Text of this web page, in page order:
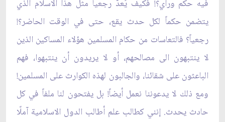
فيه حكم ورأي؟! فكيف يُعدّ رجعياً مثل هذا الاسلام الذي
يتضمن حكماً لكل حدث يقع، حتى في الوقت الحاضر؟!
رجعياً؟ فالتعاسات من حكام المسلمين هؤلاء المساكين الذين
لا ينتبهون الى مصالحهم، أو لا يريدون أن ينتبهوا، فهم
الباعثون على شقائنا، والجالبون لهذه الكوارث على المسلمين!
ومع ذلك لا يدعوننا نعمل أيضاً! بل يفتحون لنا ملفاً في كل
حادث يحدث. إنني كطالب علم أطالب الدول الاسلامية آملًا